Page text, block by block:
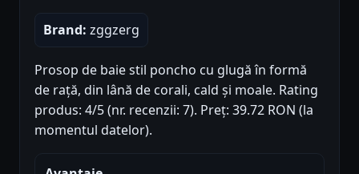
Brand: zggzerg
Prosop de baie stil poncho cu glugă în formă
de rață, din lână de corali, cald și moale. Rating
produs: 4/5 (nr. recenzii: 7). Preț: 39.72 RON (la
momentul datelor).